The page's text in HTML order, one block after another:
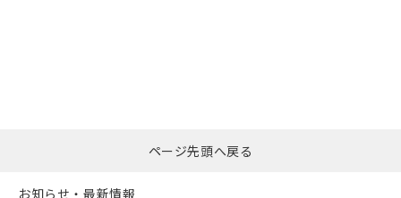
括ダウンロード
ページ先頭へ戻る
お知らせ・最新情報